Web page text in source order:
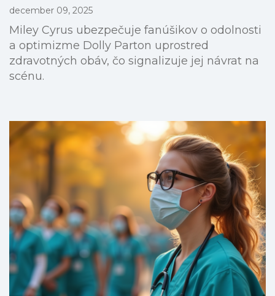
december 09, 2025
Miley Cyrus ubezpečuje fanúšikov o odolnosti
a optimizme Dolly Parton uprostred
zdravotných obáv, čo signalizuje jej návrat na
scénu.